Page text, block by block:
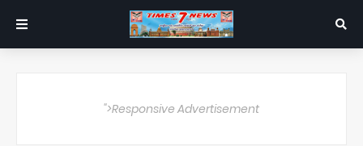
">Responsive Advertisement